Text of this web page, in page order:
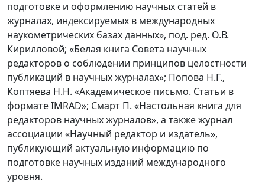
подготовке и оформлению научных статей в
журналах, индексируемых в международных
наукометрических базах данных», под. ред. О.В.
Кирилловой; «Белая книга Совета научных
редакторов о соблюдении принципов целостности
публикаций в научных журналах»; Попова Н.Г.,
Коптяева Н.Н. «Академическое письмо. Статьи в
формате IMRAD»; Смарт П. «Настольная книга для
редакторов научных журналов», а также журнал
ассоциации «Научный редактор и издатель»,
публикующий актуальную информацию по
подготовке научных изданий международного
уровня.